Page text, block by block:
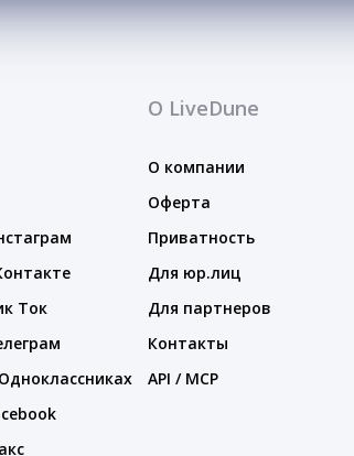
Ток
О LiveDune
О компании
Оферта
Приватность
Для юр.лиц
Для партнеров
Контакты
API / MCP